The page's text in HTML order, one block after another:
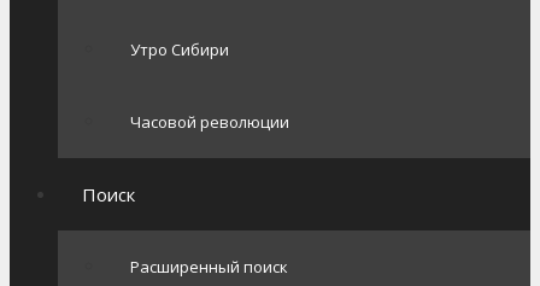
Утро Сибири
Часовой революции
Поиск
Расширенный поиск